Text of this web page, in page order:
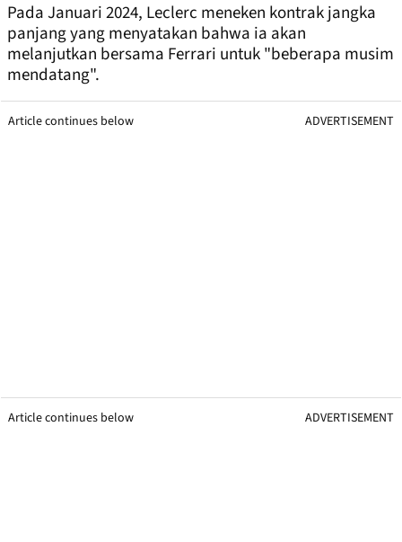
Pada Januari 2024, Leclerc meneken kontrak jangka
panjang yang menyatakan bahwa ia akan
melanjutkan bersama Ferrari untuk "beberapa musim
mendatang".
Article continues below ADVERTISEMENT
Article continues below ADVERTISEMENT